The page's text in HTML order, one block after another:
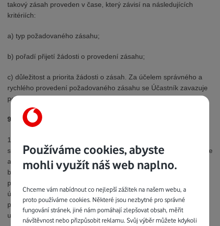
takový zásah proveden v čase, který závisí na následujících
kritériích:
a) typ požadovaného zásahu;
b) pořadí přijetí žádosti o provedení zásahu;
c) důležitost a priorita žádosti o zásah. Za účelem správného a
rychlého provedení požadovaného zásahu se Účastník zavazuje
poskytnout veškeré specifikace a informace.
9. Bezpečnost informací a ochrana osobních údajů
1. Poskytovatel dodržuje všechna bezpečnostní nařízení
stanovená zákony a právními předpisy platnými v České republice
a v rámci Evropské unie. Poskytovatel přijímá a aplikuje veškerá
bezpečnostní opatření, na základě aktuálních a nejmodernější
poznatků v oblasti bezpečnosti, pro zajištění důvěrnosti osobních
údajů uživatelů a eliminace rizik způsobených neoprávněným
přístupem, smazáním, ztrátou nebo poškozením osobních údajů
uživatelů.
Používáme cookies, abyste
mohli využít náš web naplno.
Chceme vám nabídnout co nejlepší zážitek na našem webu, a
proto používáme cookies. Některé jsou nezbytné pro správné
fungování stránek, jiné nám pomáhají zlepšovat obsah, měřit
návštěvnost nebo přizpůsobit reklamu. Svůj výběr můžete kdykoli